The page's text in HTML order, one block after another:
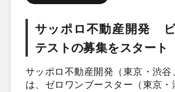
サッポロ不動産開発
テストの募集をスタート
サッポロ不動産開発（東京・渋谷
は、ゼロワンブースター（東京・